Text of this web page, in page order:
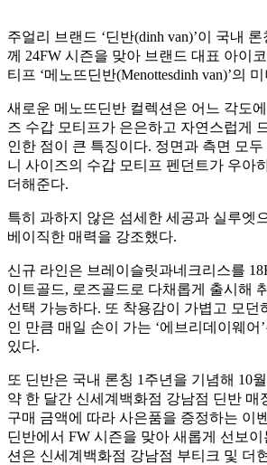
주얼리 브랜드 ‘딘반(dinh van)’이 국내
께 24FW 시즌을 맞아 브랜드 대표 아이
티프 ‘메노뜨딘반(Menottesdinh van)’의
새로운 메노뜨딘반 컬렉션은 어느 각도
즈 수갑 모티프가 은은하고 자연스럽게
인한 점이 큰 특징이다. 정면과 측면 모두
니 사이즈의 수갑 모티프 펜던트가 우아
더해준다.
특히 과하지 않은 섬세한 세공과 실루엣
베이직한 매력을 강조했다.
신규 라인은 브레이슬릿과네크리스를
이트골드, 로즈골드로 다채롭게 출시해
선택 가능하다. 또 착용감이 가볍고 모던
인 만큼 매일 손이 가는 ‘에브리데이웨어
있다.
또 딘반은 국내 론칭 1주년을 기념해 10
약 한 달간 신세계백화점 강남점 딘반 매
구매 금액에 따라 사은품을 증정하는 이
딘반에서 FW 시즌을 맞아 새롭게 선보
션은 신세계백화점 강남점 부티크 및 더